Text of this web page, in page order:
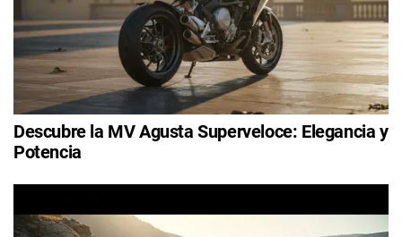
Descubre la MV Agusta Superveloce: Elegancia y
Potencia